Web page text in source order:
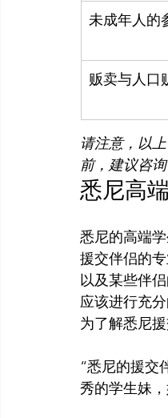
未成年人的
贩卖与人口
请注意，以
前，建议咨
悉尼高
悉尼的高端
援交伴侣的
以及某些伴
应该进行充
“悉尼的援交
秀的学生妹